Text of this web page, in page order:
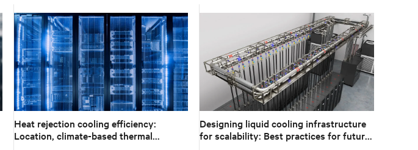
Heat rejection cooling efficiency:
Location, climate-based thermal
Designing liquid cooling infrastructure
for scalability: Best practices for future